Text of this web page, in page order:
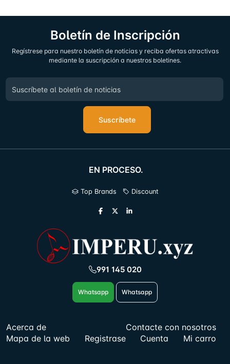
Boletín de Inscripción
Regístrese para nuestro boletín de noticias y reciba ofertas atractivas
mediante la suscripción a nuestros boletines.
Suscríbete
EN PROCESO.
Top Brands Discount
991 145 020
Whatsapp Whatsapp
Acerca de
Contacte con nosotros
Mapa de la web
Registrase Cuenta Mi carro